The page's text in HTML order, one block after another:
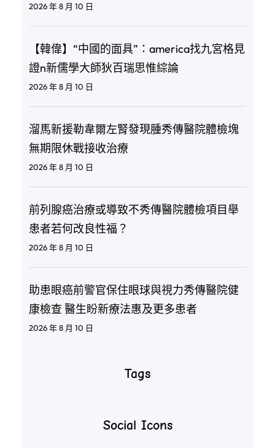
2026 年 8 月 10 日
【韓偉】“中國的面具”：america找九宮格見
證n新儒學大師狄百瑞思惟綜論
2026 年 8 月 10 日
溜馬新援勒韋爾左腎發現腫秀傳醫院體檢塊
無期限休戰接收治療
2026 年 8 月 10 日
前列腺癌治療或導致不秀傳醫院體檢項目舉
患者若何改良性福？
2026 年 8 月 10 日
助患眼癌前警官保住眼球與視力秀傳醫院健
康檢查 醫生盼新療法惠及更多患者
2026 年 8 月 10 日
Tags
Social Icons